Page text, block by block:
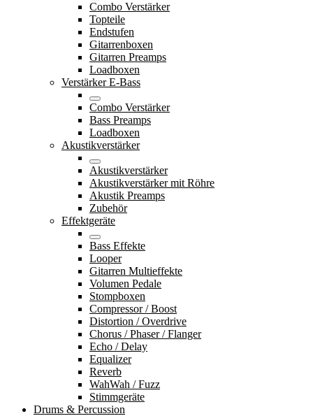
Combo Verstärker
Topteile
Endstufen
Gitarrenboxen
Gitarren Preamps
Loadboxen
Verstärker E-Bass
Combo Verstärker
Bass Preamps
Loadboxen
Akustikverstärker
Akustikverstärker
Akustikverstärker mit Röhre
Akustik Preamps
Zubehör
Effektgeräte
Bass Effekte
Looper
Gitarren Multieffekte
Volumen Pedale
Stompboxen
Compressor / Boost
Distortion / Overdrive
Chorus / Phaser / Flanger
Echo / Delay
Equalizer
Reverb
WahWah / Fuzz
Stimmgeräte
Drums & Percussion